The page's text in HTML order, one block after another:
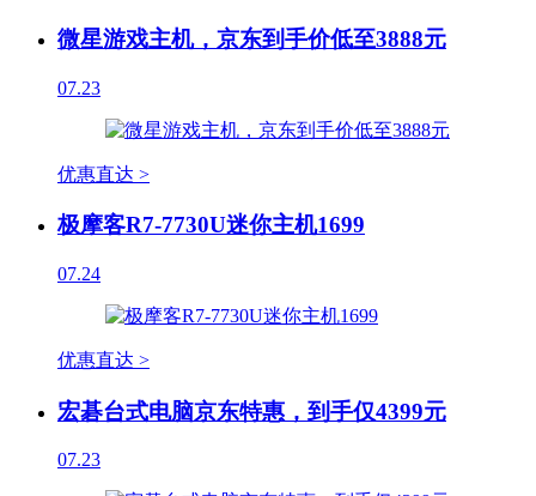
微星游戏主机，京东到手价低至3888元
07.23
优惠直达 >
极摩客R7-7730U迷你主机1699
07.24
优惠直达 >
宏碁台式电脑京东特惠，到手仅4399元
07.23